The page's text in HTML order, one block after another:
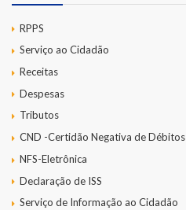
Serviços Urbanos
Legislação
LEIS ORDINÁRIAS
DECRETOS
RPPS
Serviço ao Cidadão
Receitas
Despesas
Tributos
CND -Certidão Negativa de Débitos
NFS-Eletrônica
Declaração de ISS
Serviço de Informação ao Cidadão